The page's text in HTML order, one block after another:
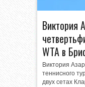
Виктория
WTA в
Виктория
теннисного
двух сетах